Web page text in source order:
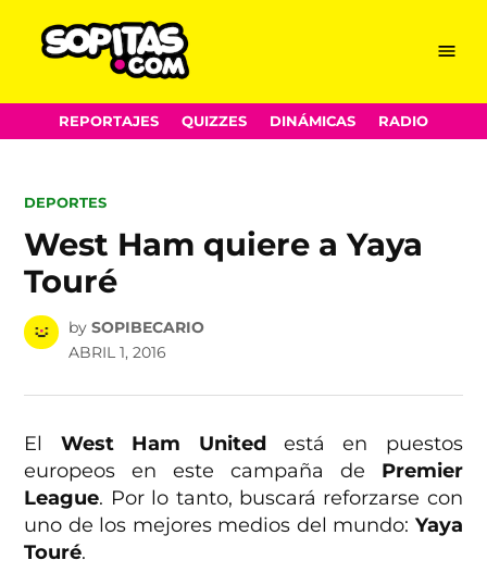
Skip
to
Menu
REPORTAJES QUIZZES DINÁMICAS RADIO
POSTED
DEPORTES
West Ham quiere a Yaya
Touré
by SOPIBECARIO
ABRIL 1, 2016
El West Ham Unitedestá en puestos
europeos en este campaña de Premier
League. Por lo tanto, buscará reforzarse con
uno de los mejores medios del mundo: Yaya
Touré.